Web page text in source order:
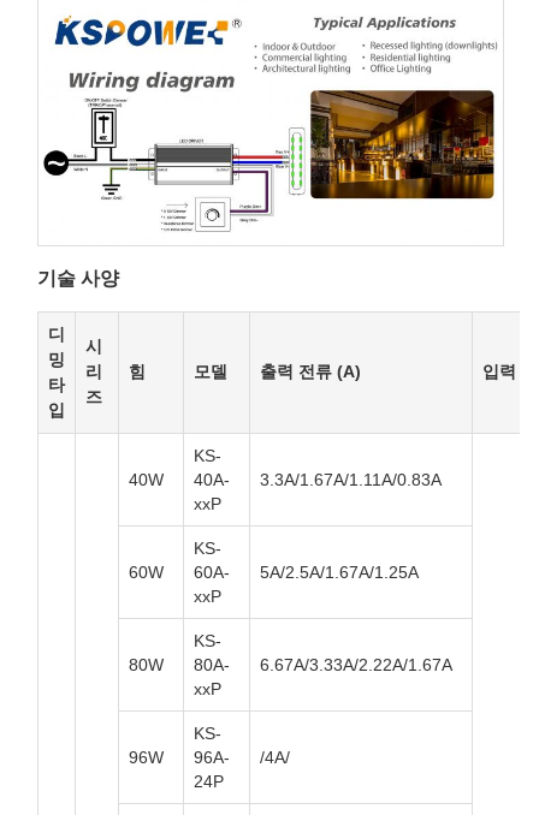
기술 사양
디
밍
타
입
시
리
즈
힘 모델 출력 전류 (A) 입력
40W
KS-
40A-
xxP
3.3A/1.67A/1.11A/0.83A
60W
KS-
60A-
xxP
5A/2.5A/1.67A/1.25A
80W
KS-
80A-
xxP
6.67A/3.33A/2.22A/1.67A
96W
KS-
96A-
24P
/4A/